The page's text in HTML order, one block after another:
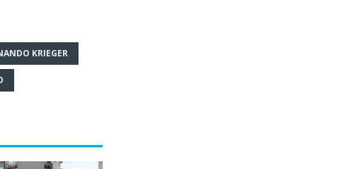
KRIEGER